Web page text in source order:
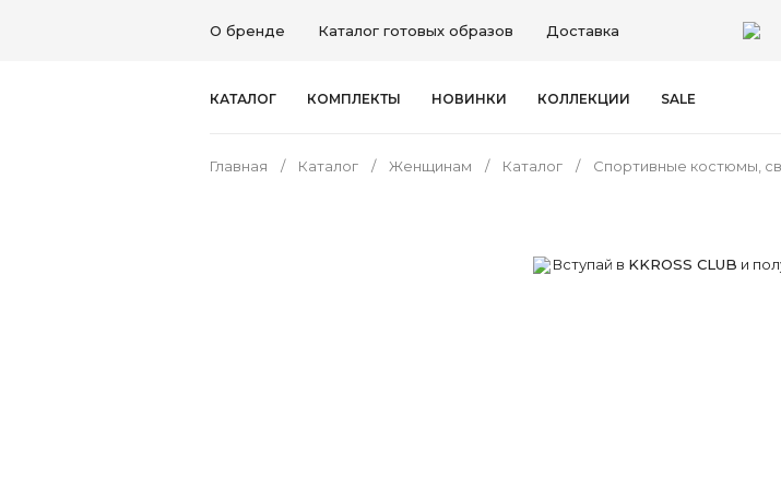
О бренде Каталог готовых образов Доставка
КАТАЛОГ КОМПЛЕКТЫ НОВИНКИ КОЛЛЕКЦИИ SALE
Главная Каталог Женщинам Каталог Спортивные костюмы,
Вступай в KKROSS CLUB и